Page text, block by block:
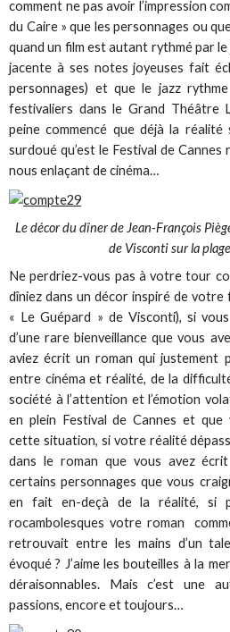
comment ne pas avoir l’impression
du Caire » que les personnages ou
quand un film est autant rythmé par
jacente à ses notes joyeuses fait
personnages) et que le jazz
festivaliers dans le Grand Théâtre
peine commencé que déjà la réalité
surdoué qu’est le Festival de
nous enlaçant de cinéma…
Le décor du dîner de Jean-François
de Visconti sur la
Ne perdriez-vous pas à votre tour
dîniez dans un décor inspiré de votre
« Le Guépard » de Visconti), si
d’une rare bienveillance que vous
aviez écrit un roman qui justement
entre cinéma et réalité, de la
société à l’attention et l’émotion
en plein Festival de Cannes et
cette situation, si votre réalité
dans le roman que vous avez
certains personnages que vous
en fait en-deçà de la réalité, si
rocambolesques votre roman
retrouvait entre les mains d’un
évoqué ? J’aime les bouteilles à la
déraisonnables. Mais c’est une
passions, encore et toujours…